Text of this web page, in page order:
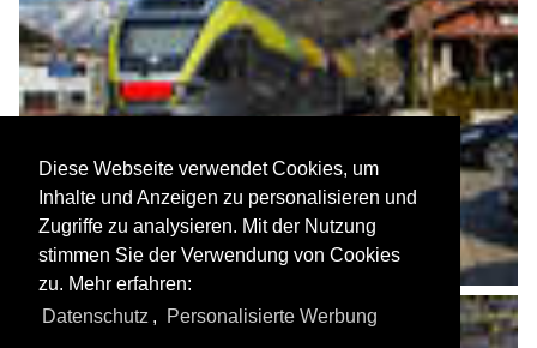
Diese Webseite verwendet Cookies, um
Inhalte und Anzeigen zu personalisieren und
Zugriffe zu analysieren. Mit der Nutzung
stimmen Sie der Verwendung von Cookies
zu. Mehr erfahren:
Datenschutz , Personalisierte Werbung